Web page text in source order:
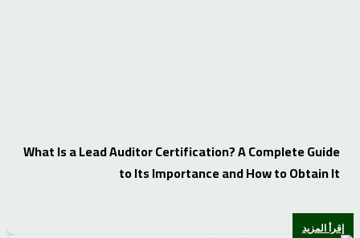
What Is a Lead Auditor Certification? A Complete Guide
to Its Importance and How to Obtain It
إقرأ المزيد